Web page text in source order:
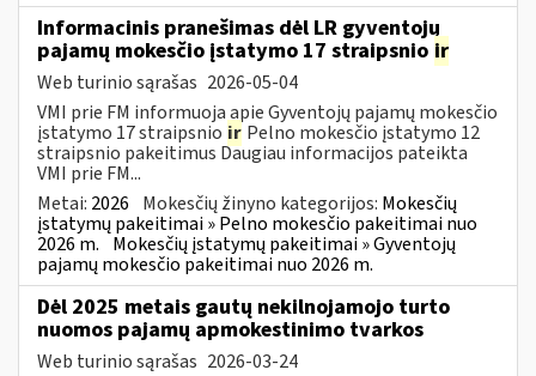
Informacinis pranešimas dėl LR gyventojų
pajamų mokesčio įstatymo 17 straipsnio ir
Web turinio sąrašas 2026-05-04
VMI prie FM informuoja apie Gyventojų pajamų mokesčio
įstatymo 17 straipsnio ir Pelno mokesčio įstatymo 12
straipsnio pakeitimus Daugiau informacijos pateikta
VMI prie FM...
Metai: 2026 Mokesčių žinyno kategorijos: Mokesčių
įstatymų pakeitimai » Pelno mokesčio pakeitimai nuo
2026 m. Mokesčių įstatymų pakeitimai » Gyventojų
pajamų mokesčio pakeitimai nuo 2026 m.
Dėl 2025 metais gautų nekilnojamojo turto
nuomos pajamų apmokestinimo tvarkos
Web turinio sąrašas 2026-03-24